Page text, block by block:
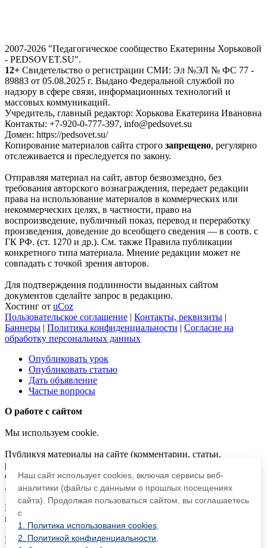
2007-2026 "Педагогическое сообщество Екатерины Хорьковой
- PEDSOVET.SU".
12+ Свидетельство о регистрации СМИ: Эл №ЭЛ № ФС 77 -
89883 от 05.08.2025 г. Выдано Федеральной службой по
надзору в сфере связи, информационных технологий и
массовых коммуникаций.
Учредитель, главный редактор: Хорькова Екатерина Ивановна
Контакты: +7-920-0-777-397, info@pedsovet.su
Домен: https://pedsovet.su/
Копирование материалов сайта строго запрещено, регулярно
отслеживается и преследуется по закону.
Отправляя материал на сайт, автор безвозмездно, без
требования авторского вознаграждения, передает редакции
права на использование материалов в коммерческих или
некоммерческих целях, в частности, право на
воспроизведение, публичный показ, перевод и переработку
произведения, доведение до всеобщего сведения — в соотв. с
ГК РФ. (ст. 1270 и др.). См. также Правила публикации
конкретного типа материала. Мнение редакции может не
совпадать с точкой зрения авторов.
Для подтверждения подлинности выданных сайтом
документов сделайте запрос в редакцию.
Хостинг от uCoz
Пользовательское соглашение | Контакты, реквизиты |
Баннеры | Политика конфиденциальности | Согласие на
обработку персональных данных
Опубликовать урок
Опубликовать статью
Дать объявление
Частые вопросы
О работе с сайтом
Мы используем cookie.
Публикуя материалы на сайте (комментарии, статьи,
разработки и др.), пользователи берут на себя всю
ответственность за содержание материалов и разрешение
любых спорных вопросов с третьми лицами.
При этом редакция сайта готова оказывать всяческую
поддержку как в публикации, так и других вопросах.
Если вы обнаружили, что на нашем сайте незаконно
Наш сайт использует cookies, включая сервисы веб-
аналитики (файлы с данными о прошлых посещениях
сайта). Продолжая пользоваться сайтом, вы соглашаетесь
с
1. Политика использования cookies
2. Политикой конфиденциальности